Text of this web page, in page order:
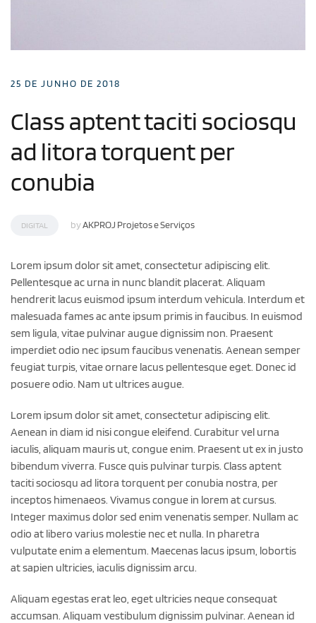
25 DE JUNHO DE 2018
Class aptent taciti sociosqu
ad litora torquent per
conubia
DIGITAL byAKPROJ Projetos e Serviços
Lorem ipsum dolor sit amet, consectetur adipiscing elit.
Pellentesque ac urna in nunc blandit placerat. Aliquam
hendrerit lacus euismod ipsum interdum vehicula. Interdum et
malesuada fames ac ante ipsum primis in faucibus. In euismod
sem ligula, vitae pulvinar augue dignissim non. Praesent
imperdiet odio nec ipsum faucibus venenatis. Aenean semper
feugiat turpis, vitae ornare lacus pellentesque eget. Donec id
posuere odio. Nam ut ultrices augue.
Lorem ipsum dolor sit amet, consectetur adipiscing elit.
Aenean in diam id nisi congue eleifend. Curabitur vel urna
iaculis, aliquam mauris ut, congue enim. Praesent ut ex in justo
bibendum viverra. Fusce quis pulvinar turpis. Class aptent
taciti sociosqu ad litora torquent per conubia nostra, per
inceptos himenaeos. Vivamus congue in lorem at cursus.
Integer maximus dolor sed enim venenatis semper. Nullam ac
odio at libero varius molestie nec et nulla. In pharetra
vulputate enim a elementum. Maecenas lacus ipsum, lobortis
at sapien ultricies, iaculis dignissim arcu.
Aliquam egestas erat leo, eget ultricies neque consequat
accumsan. Aliquam vestibulum dignissim pulvinar. Aenean id